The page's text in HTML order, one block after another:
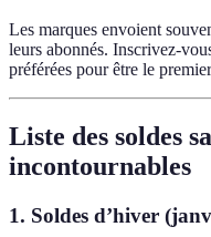
Les marques envoient
leurs abonnés. Inscrivez-
préférées pour être le
Liste des soldes
incontournables
1. Soldes d’hiver